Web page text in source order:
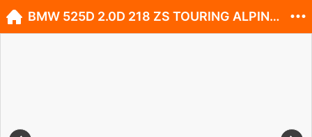
BMW 525D 2.0D 218 ZS TOURING ALPINWEISS 3